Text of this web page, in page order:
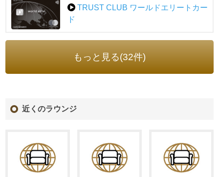
TRUST CLUB ワールドエリートカー
ド
もっと見る(32件)
近くのラウンジ